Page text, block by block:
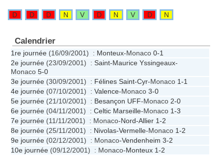
D D D N V D N V D N
Calendrier
1re journée (16/09/2001) : Monteux-Monaco 0-1
2e journée (23/09/2001) : Saint-Maurice Yssingeaux-
Monaco 5-0
3e journée (30/09/2001) : Félines Saint-Cyr-Monaco 1-1
4e journée (07/10/2001) : Valence-Monaco 3-0
5e journée (21/10/2001) : Besançon UFF-Monaco 2-0
6e journée (04/11/2001) : Celtic Marseille-Monaco 1-3
7e journée (11/11/2001) : Monaco-Nord-Allier 1-2
8e journée (25/11/2001) : Nivolas-Vermelle-Monaco 1-2
9e journée (02/12/2001) : Monaco-Vendenheim 3-2
10e journée (09/12/2001) : Monaco-Monteux 1-2